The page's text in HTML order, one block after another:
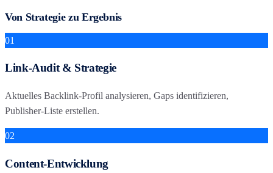
Von Strategie zu Ergebnis
01
Link-Audit & Strategie
Aktuelles Backlink-Profil analysieren, Gaps identifizieren,
Publisher-Liste erstellen.
02
Content-Entwicklung